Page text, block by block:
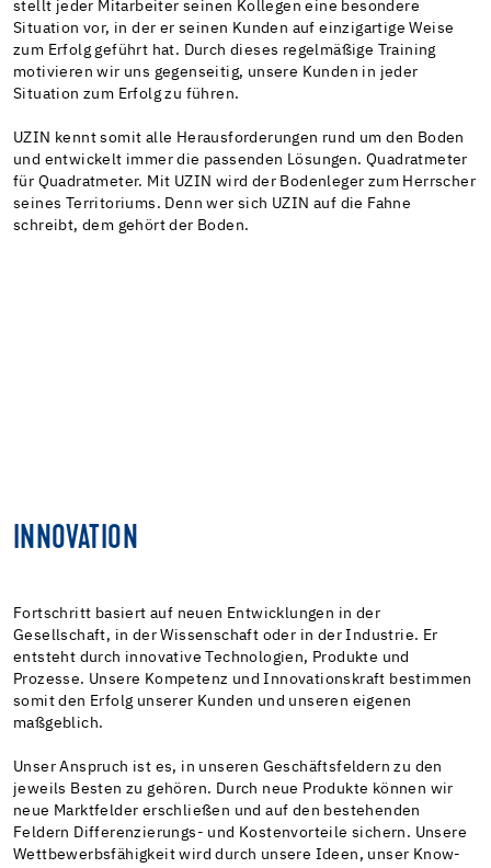
stellt jeder Mitarbeiter seinen Kollegen eine besondere
Situation vor, in der er seinen Kunden auf einzigartige Weise
zum Erfolg geführt hat. Durch dieses regelmäßige Training
motivieren wir uns gegenseitig, unsere Kunden in jeder
Situation zum Erfolg zu führen.
UZIN kennt somit alle Herausforderungen rund um den Boden
und entwickelt immer die passenden Lösungen. Quadratmeter
für Quadratmeter. Mit UZIN wird der Bodenleger zum Herrscher
seines Territoriums. Denn wer sich UZIN auf die Fahne
schreibt, dem gehört der Boden.
INNOVATION
Fortschritt basiert auf neuen Entwicklungen in der
Gesellschaft, in der Wissenschaft oder in der Industrie. Er
entsteht durch innovative Technologien, Produkte und
Prozesse. Unsere Kompetenz und Innovationskraft bestimmen
somit den Erfolg unserer Kunden und unseren eigenen
maßgeblich.
Unser Anspruch ist es, in unseren Geschäftsfeldern zu den
jeweils Besten zu gehören. Durch neue Produkte können wir
neue Marktfelder erschließen und auf den bestehenden
Feldern Differenzierungs- und Kostenvorteile sichern. Unsere
Wettbewerbsfähigkeit wird durch unsere Ideen, unser Know-